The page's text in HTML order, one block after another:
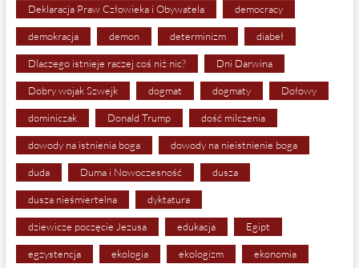
Deklaracja Praw Człowieka i Obywatela democracy
demokracja demon determinizm diabeł
Dlaczego istnieje raczej coś niż nic? Dni Darwina
Dobry wojak Szwejk dogmat dogmaty Dołowy
dominiczak Donald Trump dość milczenia
dowody na istnienia boga dowody na nieistnienie boga
duda Duma i Nowoczesność dusza
dusza nieśmiertelna dyktatura
dziewicze poczęcie Jezusa edukacja Egipt
egzystencja ekologia ekologizm ekonomia